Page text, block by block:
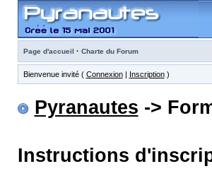
Page d'accueil · Charte du Forum
Bienvenue invité ( Connexion| Inscription)
Pyranautes ->
Instructions